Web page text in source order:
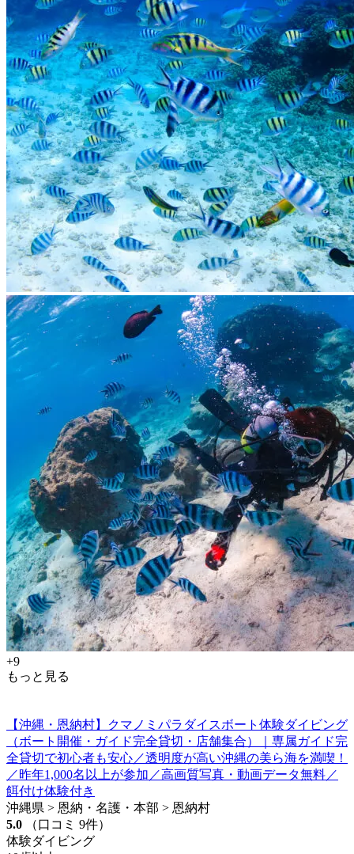
+9
もっと見る
【沖縄・恩納村】クマノミパラダイスボート体験ダイビング
（ボート開催・ガイド完全貸切・店舗集合）｜専属ガイド完
全貸切で初心者も安心／透明度が高い沖縄の美ら海を満喫！
／昨年1,000名以上が参加／高画質写真・動画データ無料／
餌付け体験付き
沖縄県 > 恩納・名護・本部 > 恩納村
5.0
（口コミ 9件）
体験ダイビング